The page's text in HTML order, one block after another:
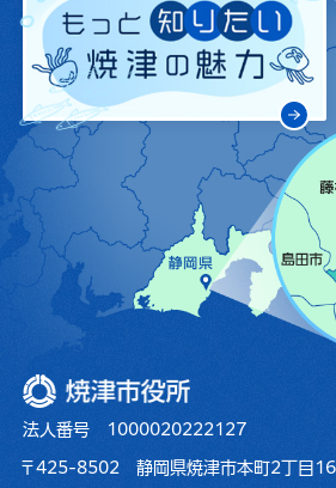
焼津市役所
法人番号 1000020222127
〒425-8502 静岡県焼津市本町2丁目